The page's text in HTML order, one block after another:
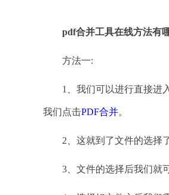
pdf合并工具在线方法有
方法一:
1、我们可以进行直接进入
我们点击PDF合并。
2、这就到了文件的选择了
3、文件的选择后我们就可